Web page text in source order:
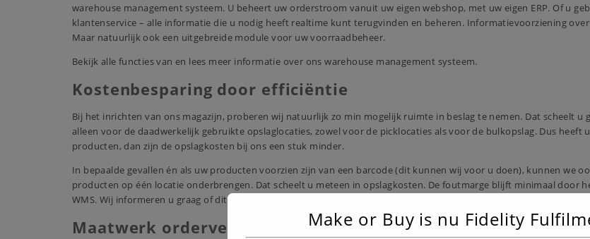
warehouse management systeem. U beheert uw orderstroom vanuit uw eigenwebshop, met uw eigen ERP. Of u
klantenservice – alle informatie die u nodig heeft realtime kunt terugvinden en beheren. Informatievoorziening
Maar natuurlijk ook een uitgebreide module voor uw voorraadbeheer.
Bekijk alle functies van en lees meer informatie over onswarehouse management systeem.
Kostenbesparing door efficiëntie
Bij het inrichten van ons magazijn, proberen wij natuurlijk zo min mogelijk ruimte in beslag te nemen. Dat scheelt u
alleen voor de daadwerkelijk gebruikte opslaglocaties, zowel voor de picklocaties als voor de bulkopslag. Dus heeft
producten, dan zijn de opslagkosten bij ons een stuk minder.
In bepaalde gevallen én als uw producten voorzien zijn van een barcode (dit kunnen wij voor u doen), kunnen we
producten op één locatie onderbrengen. Dat scheelt u meteen in opslagkosten. De foutmarge blijft minimaal door
WMS. Wij informeren u graag of dit bij uw producten mogelijk is.
Maatwerk orderverwerking Make or Buy is nu Fidelity